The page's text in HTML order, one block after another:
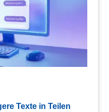
Texte in Teilen